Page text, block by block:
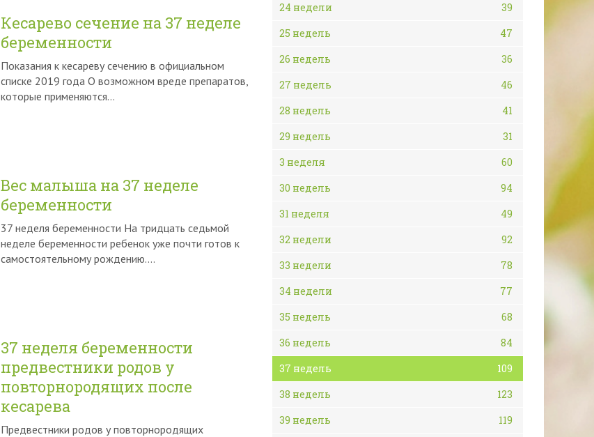
Кесарево сечение на 37 неделе
беременности
Показания к кесареву сечению в официальном
списке 2019 года О возможном вреде препаратов,
которые применяются…
Вес малыша на 37 неделе
беременности
37 неделя беременности На тридцать седьмой
неделе беременности ребенок уже почти готов к
самостоятельному рождению….
37 неделя беременности
предвестники родов у
повторнородящих после
кесарева
Предвестники родов у повторнородящих
24 недели
39
25 недель
47
26 недель
36
27 недель
46
28 недель
41
29 недель
31
3 неделя
60
30 недель
94
31 неделя
49
32 недели
92
33 недели
78
34 недели
77
35 недель
68
36 недель
84
37 недель
109
38 недель
123
39 недель
119